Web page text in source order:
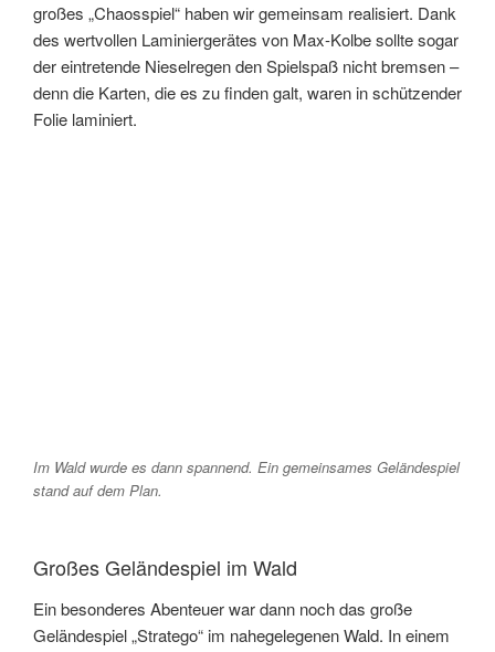
großes „Chaosspiel“ haben wir gemeinsam realisiert. Dank
des wertvollen Laminiergerätes von Max-Kolbe sollte sogar
der eintretende Nieselregen den Spielspaß nicht bremsen –
denn die Karten, die es zu finden galt, waren in schützender
Folie laminiert.
Im Wald wurde es dann spannend. Ein gemeinsames Geländespiel
stand auf dem Plan.
Großes Geländespiel im Wald
Ein besonderes Abenteuer war dann noch das große
Geländespiel „Stratego“ im nahegelegenen Wald. In einem